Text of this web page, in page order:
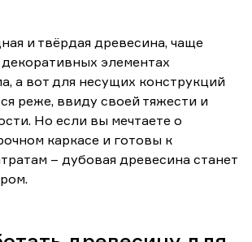
и твёрдая древесина, чаще
декоративных элементах
а вот для несущих конструкций
реже, ввиду своей тяжести и
Но если вы мечтаете о
каркасе и готовы к
– дубовая древесина станет